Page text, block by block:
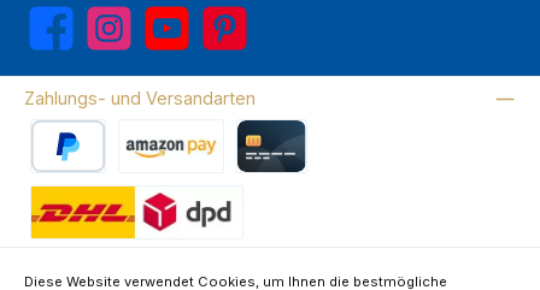
Facebook Instagram YouTube Pinterest
Zahlungs- und Versandarten
Diese Website verwendet Cookies, um Ihnen die bestmögliche